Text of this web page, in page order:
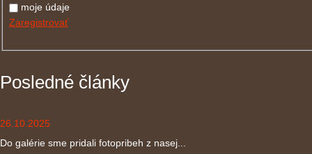
moje údaje
Zaregistrovať
Posledné články
26.10.2025
Do galérie sme pridali fotopribeh z nasej...